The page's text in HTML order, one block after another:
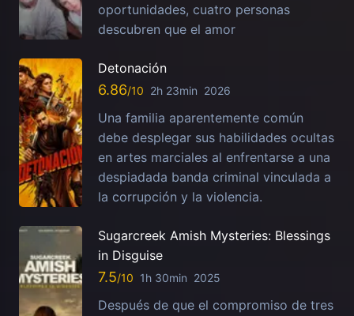
oportunidades, cuatro personas
descubren que el amor
Detonación
6.86 2h 23min 2026
Una familia aparentemente común
debe desplegar sus habilidades ocultas
en artes marciales al enfrentarse a una
despiadada banda criminal vinculada a
la corrupción y la violencia.
Sugarcreek Amish Mysteries: Blessings
in Disguise
7.5 1h 30min 2025
Después de que el compromiso de tres